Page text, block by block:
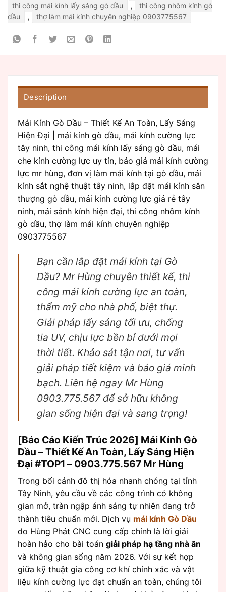
thi công mái kính lấy sáng gò dầu
,
thi công nhôm kính gò
dầu
, thợ làm mái kính chuyên nghiệp 0903775567
Description
Mái Kính Gò Dầu – Thiết Kế An Toàn, Lấy Sáng
Hiện Đại | mái kính gò dầu, mái kính cường lực
tây ninh, thi công mái kính lấy sáng gò dầu, mái
che kính cường lực uy tín, báo giá mái kính cường
lực mr hùng, đơn vị làm mái kính tại gò dầu, mái
kính sắt nghệ thuật tây ninh, lắp đặt mái kính sân
thượng gò dầu, mái kính cường lực giá rẻ tây
ninh, mái sảnh kính hiện đại, thi công nhôm kính
gò dầu, thợ làm mái kính chuyên nghiệp
0903775567
Bạn cần lắp đặt mái kính tại Gò
Dầu? Mr Hùng chuyên thiết kế, thi
công mái kính cường lực an toàn,
thẩm mỹ cho nhà phố, biệt thự.
Giải pháp lấy sáng tối ưu, chống
tia UV, chịu lực bền bỉ dưới mọi
thời tiết. Khảo sát tận nơi, tư vấn
giải pháp tiết kiệm và báo giá minh
bạch. Liên hệ ngay Mr Hùng
0903.775.567 để sở hữu không
gian sống hiện đại và sang trọng!
[Báo Cáo Kiến Trúc 2026] Mái Kính Gò
Dầu – Thiết Kế An Toàn, Lấy Sáng Hiện
Đại #TOP1 – 0903.775.567 Mr Hùng
Trong bối cảnh đô thị hóa nhanh chóng tại tỉnh
Tây Ninh, yêu cầu về các công trình có không
gian mở, tràn ngập ánh sáng tự nhiên đang trở
thành tiêu chuẩn mới. Dịch vụ mái kính Gò Dầu
do Hùng Phát CNC cung cấp chính là lời giải
hoàn hảo cho bài toán giải pháp hạ tầng nhà ăn
và không gian sống năm 2026. Với sự kết hợp
giữa kỹ thuật gia công cơ khí chính xác và vật
liệu kính cường lực đạt chuẩn an toàn, chúng tôi